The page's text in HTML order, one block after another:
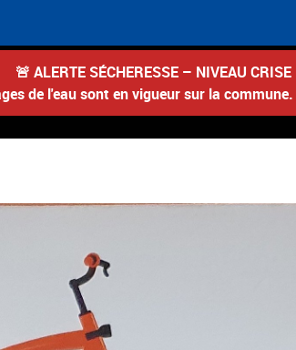
🚨 ALERTE SÉCHERESSE – NIVEAU CRISE
de l'eau sont en vigueur sur la commune.